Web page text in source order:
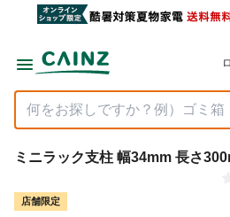
ミニラック支柱 幅34mm 長さ
店舗限定